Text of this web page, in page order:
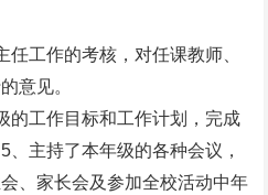
工作的考核，对任课教师、
意见。
的工作目标和工作计划，完成
主持了本年级的各种会议，
、家长会及参加全校活动中年